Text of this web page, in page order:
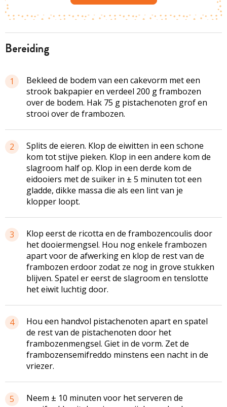
bereiding
1
Bekleed de bodem van een cakevorm met een
strook bakpapier en verdeel 200 g frambozen
over de bodem. Hak 75 g pistachenoten grof en
strooi over de frambozen.
2
Splits de eieren. Klop de eiwitten in een schone
kom tot stijve pieken. Klop in een andere kom de
slagroom half op. Klop in een derde kom de
eidooiers met de suiker in ± 5 minuten tot een
gladde, dikke massa die als een lint van je
klopper loopt.
3
Klop eerst de ricotta en de frambozencoulis door
het dooiermengsel. Hou nog enkele frambozen
apart voor de afwerking en klop de rest van de
frambozen erdoor zodat ze nog in grove stukken
blijven. Spatel er eerst de slagroom en tenslotte
het eiwit luchtig door.
4
Hou een handvol pistachenoten apart en spatel
de rest van de pistachenoten door het
frambozenmengsel. Giet in de vorm. Zet de
frambozensemifreddo minstens een nacht in de
vriezer.
5
Neem ± 10 minuten voor het serveren de